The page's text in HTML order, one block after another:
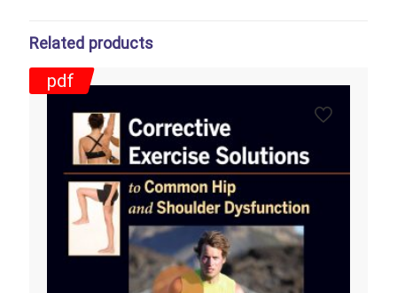
Related products
pdf